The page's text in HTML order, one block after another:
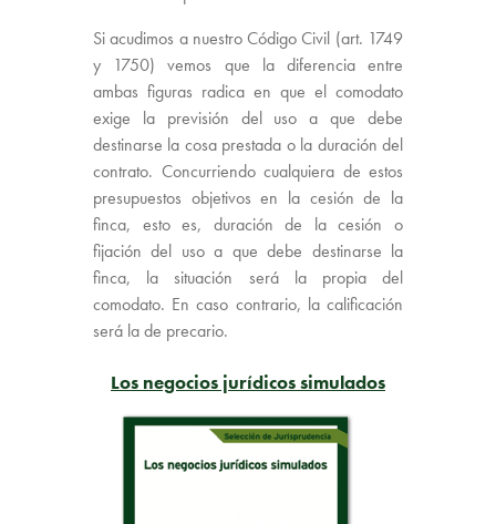
Si acudimos a nuestro Código Civil (art. 1749
y 1750) vemos que la diferencia entre
ambas figuras radica en que el comodato
exige la previsión del uso a que debe
destinarse la cosa prestada o la duración del
contrato. Concurriendo cualquiera de estos
presupuestos objetivos en la cesión de la
finca, esto es, duración de la cesión o
fijación del uso a que debe destinarse la
finca, la situación será la propia del
comodato. En caso contrario, la calificación
será la de precario.
Los negocios jurídicos simulados